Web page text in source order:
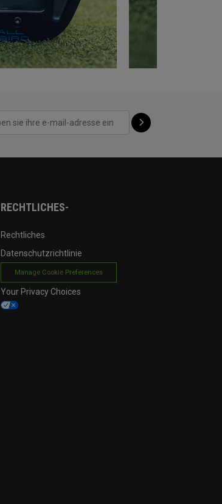
RECHTLICHES-
Rechtliches
Datenschutzrichtlinie
Manage Cookie Preferences
Your Privacy Choices